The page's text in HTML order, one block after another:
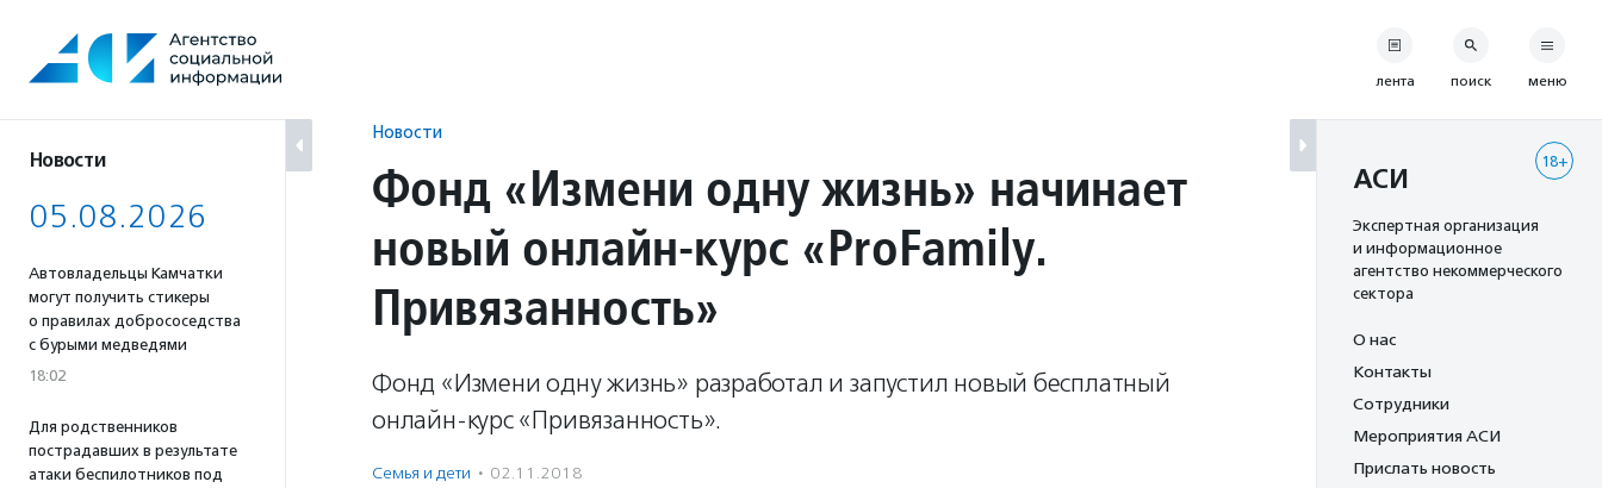
содержанию
Новости
05.08.2026
Автовладельцы Камчатки
могут получить стикеры
о правилах добрососедства
с бурыми медведями
18:02
Для родственников
пострадавших в результате
атаки беспилотников под
Новости
Фонд «Измени одну жизнь» начинает
новый онлайн-курс «ProFamily.
Привязанность»
Фонд «Измени одну жизнь» разработал и запустил новый бесплатный
онлайн-курс «Привязанность».
Семья и дети · 02.11.2018
лента поиск меню
18+
АСИ
Экспертная организация
и информационное
агентство некоммерческого
сектора
О нас
Контакты
Сотрудники
Мероприятия АСИ
Прислать новость